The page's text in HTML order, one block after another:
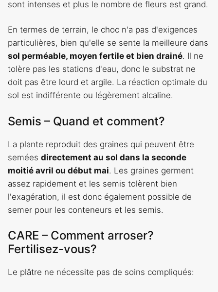
sont intenses et plus le nombre de fleurs est grand.
En termes de terrain, le choc n'a pas d'exigences
particulières, bien qu'elle se sente la meilleure dans
sol perméable, moyen fertile et bien drainé. Il ne
tolère pas les stations d'eau, donc le substrat ne
doit pas être lourd et argile. La réaction optimale du
sol est indifférente ou légèrement alcaline.
Semis – Quand et comment?
La plante reproduit des graines qui peuvent être
semées directement au sol dans la seconde
moitié avril ou début mai. Les graines germent
assez rapidement et les semis tolèrent bien
l'exagération, il est donc également possible de
semer pour les conteneurs et les semis.
CARE – Comment arroser?
Fertilisez-vous?
Le plâtre ne nécessite pas de soins compliqués: